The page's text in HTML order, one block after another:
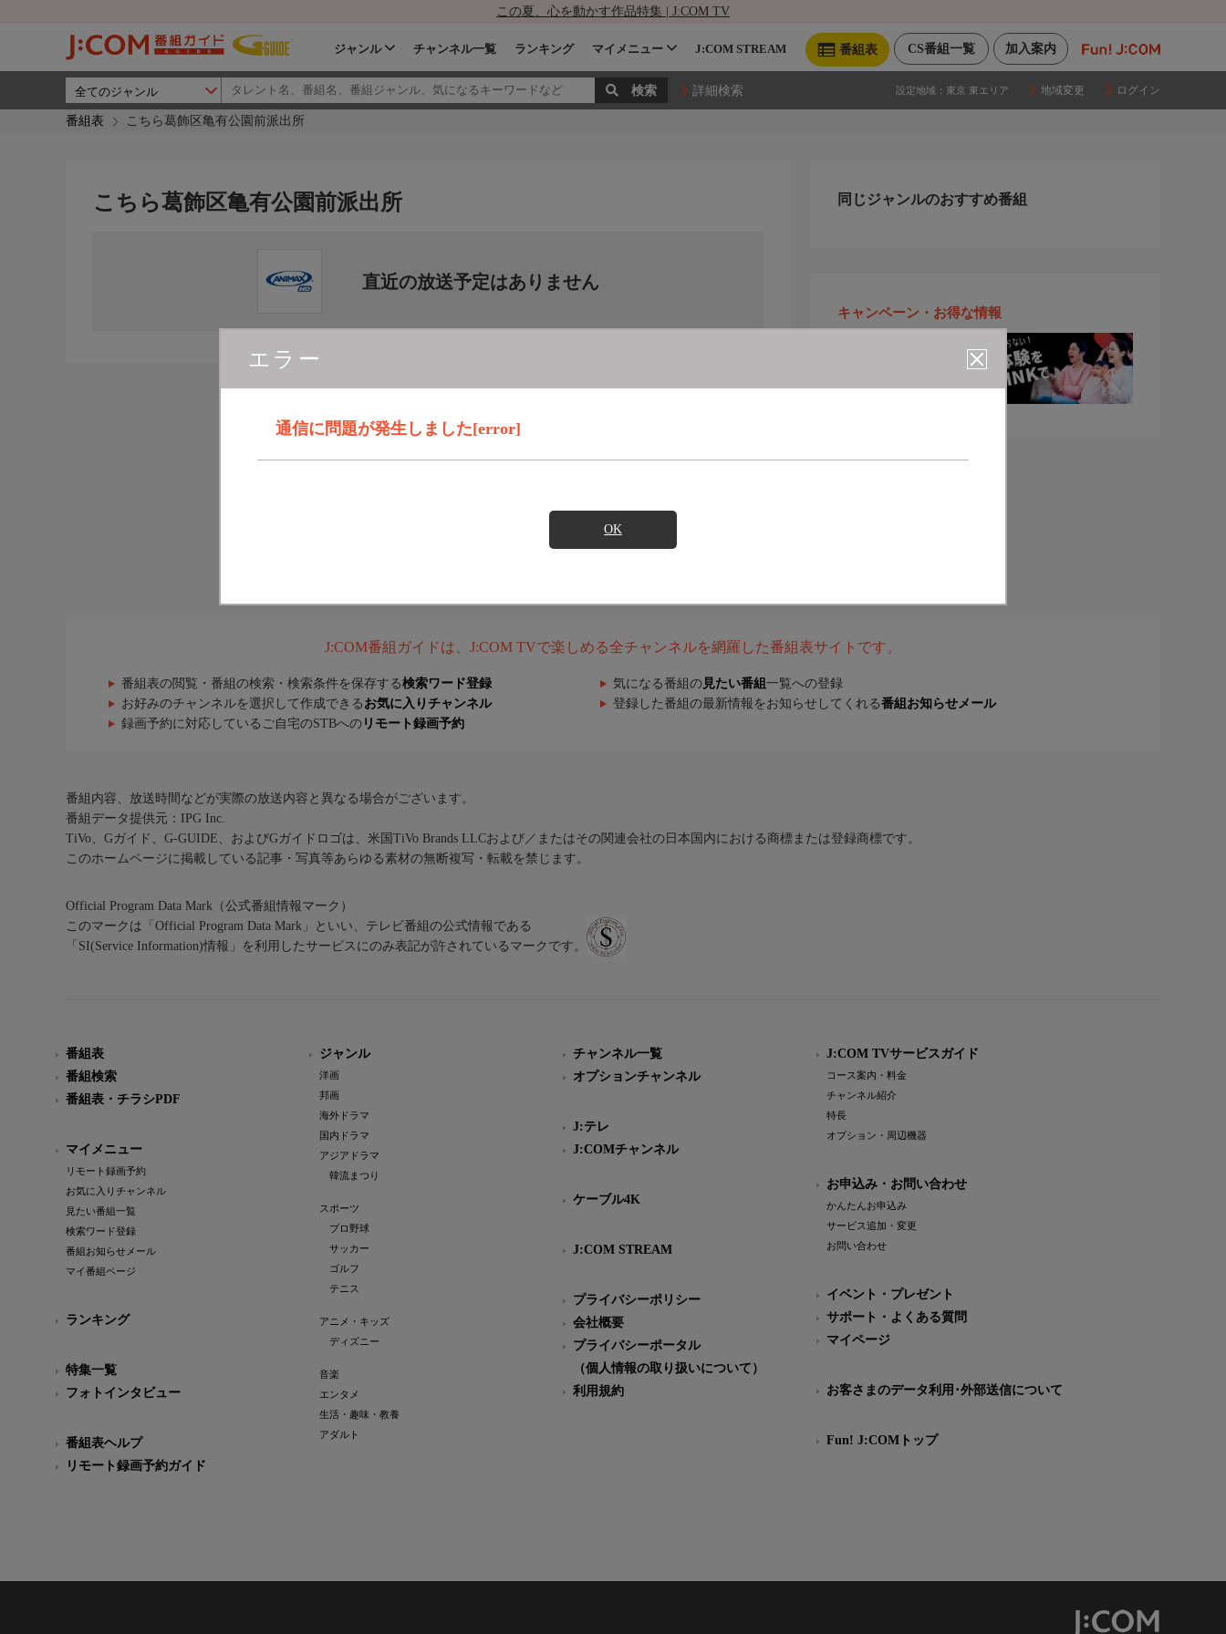
この夏、心を動かす作品特集 | J:COM TV
加入案内
CS番組一覧
番組表
ジャンル チャンネル一覧 ランキング マイメニュー J:COM STREAM
詳細検索 設定地域： 東京 東エリア 地域変更 ログイン
番組表 こちら葛飾区亀有公園前派出所
エラー
通信に問題が発生しました[error]
OK
こちら葛飾区亀有公園前派出所
直近の放送予定はありません
同じジャンルのおすすめ番組
キャンペーン・お得な情報
J:COM番組ガイドは、J:COM TVで楽しめる全チャンネルを網羅した番組表サイトです。
番組表の閲覧・番組の検索・検索条件を保存する検索ワード登録 気になる番組の 見たい番組 一覧への登録
お好みのチャンネルを選択して作成できる お気に入りチャンネル 登録した番組の最新情報をお知らせしてくれる番組お知らせメール
録画予約に対応しているご自宅のSTBへの リモート録画予約
番組内容、放送時間などが実際の放送内容と異なる場合がございます。
番組データ提供元：IPG Inc.
TiVo、Gガイド、G-GUIDE、およびGガイドロゴは、米国TiVo Brands LLCおよび／またはその関連会社の日本国内における商標または登録商標です。
このホームページに掲載している記事・写真等あらゆる素材の無断複写・転載を禁じます。
Official Program Data Mark（公式番組情報マーク）
このマークは「Official Program Data Mark」といい、テレビ番組の公式情報である
「SI(Service Information)情報」を利用したサービスにのみ表記が許されているマークです。
番組表
番組検索
番組表・チラシPDF
マイメニュー
リモート録画予約
お気に入りチャンネル
見たい番組一覧
検索ワード登録
番組お知らせメール
マイ番組ページ
ランキング
特集一覧
フォトインタビュー
番組表ヘルプ
リモート録画予約ガイド
ジャンル
洋画
邦画
海外ドラマ
国内ドラマ
アジアドラマ
韓流まつり
スポーツ
プロ野球
サッカー
ゴルフ
テニス
アニメ・キッズ
ディズニー
音楽
エンタメ
生活・趣味・教養
アダルト
チャンネル一覧
オプションチャンネル
J:テレ
J:COMチャンネル
ケーブル4K
J:COM STREAM
プライバシーポリシー
会社概要
プライバシーポータル
（個人情報の取り扱いについて）
利用規約
J:COM TVサービスガイド
コース案内・料金
チャンネル紹介
特長
オプション・周辺機器
お申込み・お問い合わせ
かんたんお申込み
サービス追加・変更
お問い合わせ
イベント・プレゼント
サポート・よくある質問
マイページ
お客さまのデータ利用･外部送信について
Fun! J:COMトップ